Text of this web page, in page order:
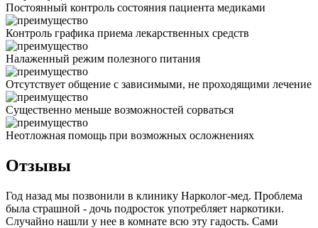
Постоянный контроль состояния пациента медиками
Контроль графика приема лекарственных средств
Налаженный режим полезного питания
Отсутствует общение с зависимыми, не проходящими лечение
Существенно меньше возможностей сорваться
Неотложная помощь при возможных осложнениях
Отзывы
Год назад мы позвонили в клинику Нарколог-мед. Проблема
была страшной - дочь подросток употребляет наркотики.
Случайно нашли у нее в комнате всю эту гадость. Сами